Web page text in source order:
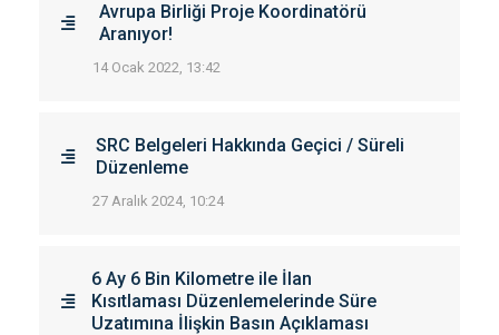
Avrupa Birliği Proje Koordinatörü
Aranıyor!
14 Ocak 2022, 13:42
SRC Belgeleri Hakkında Geçici / Süreli
Düzenleme
27 Aralık 2024, 10:24
6 Ay 6 Bin Kilometre ile İlan
Kısıtlaması Düzenlemelerinde Süre
Uzatımına İlişkin Basın Açıklaması